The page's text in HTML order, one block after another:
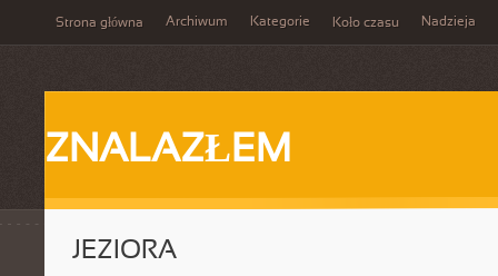
Strona główna Archiwum Kategorie Koło czasu Nadzieja
ZNALAZŁEM
JEZIORA